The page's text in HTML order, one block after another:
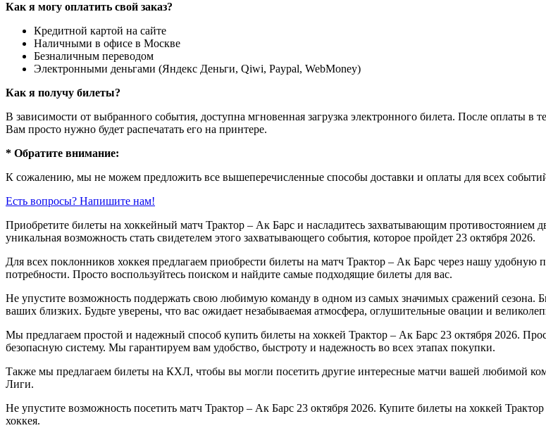
Как я могу оплатить свой заказ?
Кредитной картой на сайте
Наличными в офисе в Москве
Безналичным переводом
Электронными деньгами (Яндекс Деньги, Qiwi, Paypal, WebMoney)
Как я получу билеты?
В зависимости от выбранного события, доступна мгновенная загрузка электронного билета. После оплаты в
Вам просто нужно будет распечатать его на принтере.
* Обратите внимание:
К сожалению, мы не можем предложить все вышеперечисленные способы доставки и оплаты для всех
Есть вопросы? Напишите нам!
Приобретите билеты на хоккейный матч Трактор – Ак Барс и насладитесь захватывающим
уникальная возможность стать свидетелем этого захватывающего события, которое пройдет 23 октября 2026.
Для всех поклонников хоккея предлагаем приобрести билеты на матч Трактор – Ак Барс через нашу
потребности. Просто воспользуйтесь поиском и найдите самые подходящие билеты для вас.
Не упустите возможность поддержать свою любимую команду в одном из самых значимых сражений сезона.
ваших близких. Будьте уверены, что вас ожидает незабываемая атмосфера, оглушительные овации и
Мы предлагаем простой и надежный способ купить билеты на хоккей Трактор – Ак Барс 23 октября 2026.
безопасную систему. Мы гарантируем вам удобство, быстроту и надежность во всех этапах покупки.
Также мы предлагаем билеты на КХЛ, чтобы вы могли посетить другие интересные матчи вашей любимой
Лиги.
Не упустите возможность посетить матч Трактор – Ак Барс 23 октября 2026. Купите билеты на хоккей
хоккея.